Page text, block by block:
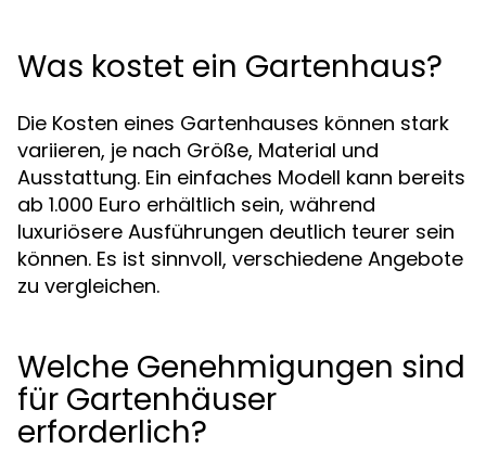
Was kostet ein Gartenhaus?
Die Kosten eines Gartenhauses können stark
variieren, je nach Größe, Material und
Ausstattung. Ein einfaches Modell kann bereits
ab 1.000 Euro erhältlich sein, während
luxuriösere Ausführungen deutlich teurer sein
können. Es ist sinnvoll, verschiedene Angebote
zu vergleichen.
Welche Genehmigungen sind
für Gartenhäuser
erforderlich?